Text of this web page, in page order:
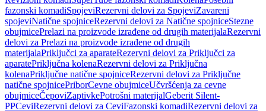
fazonski komadiSpojeviRezervni delovi za SpojeviZavareni
spojeviNatične spojniceRezervni delovi za Natične spojniceStezne
obujmicePrelazi na proizvode izrađene od drugih materijalaRezervni
delovi za Prelazi na proizvode izrađene od drugih
materijalaPriključci za aparateRezervni delovi za Priključci za
aparatePriključna kolenaRezervni delovi za Priključna
kolenaPriključne natične spojniceRezervni delovi za Priključne
natične spojnicePriborCevne obujmiceUčvršćenja za cevne
obujmiceČepoviZaptivkePotrošni materijalGeberit Silent-
PPCeviRezervni delovi za CeviFazonski komadiRezervni delovi za